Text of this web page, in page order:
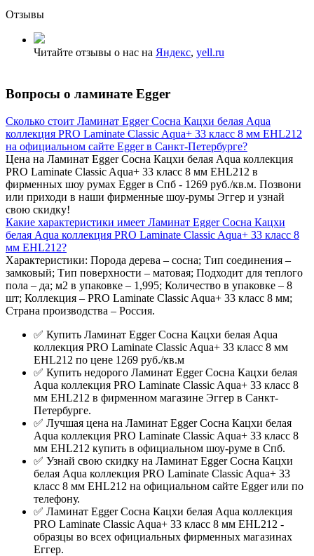
Отзывы
Читайте отзывы о нас на Яндекс, yell.ru
Вопросы о ламинате Egger
Сколько стоит Ламинат Egger Сосна Кацхи белая Aqua
коллекция PRO Laminate Classic Aqua+ 33 класс 8 мм EHL212
на официальном сайте Egger в Санкт-Петербурге?
Цена на Ламинат Egger Сосна Кацхи белая Aqua коллекция
PRO Laminate Classic Aqua+ 33 класс 8 мм EHL212 в
фирменных шоу румах Egger в Спб - 1269 руб./кв.м. Позвони
или приходи в наши фирменные шоу-румы Эггер и узнай
свою скидку!
Какие характеристики имеет Ламинат Egger Сосна Кацхи
белая Aqua коллекция PRO Laminate Classic Aqua+ 33 класс 8
мм EHL212?
Характеристики: Порода дерева – сосна; Тип соединения –
замковый; Тип поверхности – матовая; Подходит для теплого
пола – да; м2 в упаковке – 1,995; Количество в упаковке – 8
шт; Коллекция – PRO Laminate Classic Aqua+ 33 класс 8 мм;
Страна производства – Россия.
✅ Купить Ламинат Egger Сосна Кацхи белая Aqua
коллекция PRO Laminate Classic Aqua+ 33 класс 8 мм
EHL212 по цене 1269 руб./кв.м
✅ Купить недорого Ламинат Egger Сосна Кацхи белая
Aqua коллекция PRO Laminate Classic Aqua+ 33 класс 8
мм EHL212 в фирменном магазине Эггер в Санкт-
Петербурге.
✅ Лучшая цена на Ламинат Egger Сосна Кацхи белая
Aqua коллекция PRO Laminate Classic Aqua+ 33 класс 8
мм EHL212 купить в официальном шоу-руме в Спб.
✅ Узнай свою скидку на Ламинат Egger Сосна Кацхи
белая Aqua коллекция PRO Laminate Classic Aqua+ 33
класс 8 мм EHL212 на официальном сайте Egger или по
телефону.
✅ Ламинат Egger Сосна Кацхи белая Aqua коллекция
PRO Laminate Classic Aqua+ 33 класс 8 мм EHL212 -
образцы во всех официальных фирменных магазинах
Еггер.